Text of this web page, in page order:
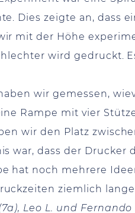
Dies zeigte an, dass
mit der Höhe
wird gedruckt.
wir gemessen,
Rampe mit vier
wir den Platz
war, dass der Drucker
hat noch mehrere
ziemlich
Leo L. und Fernando